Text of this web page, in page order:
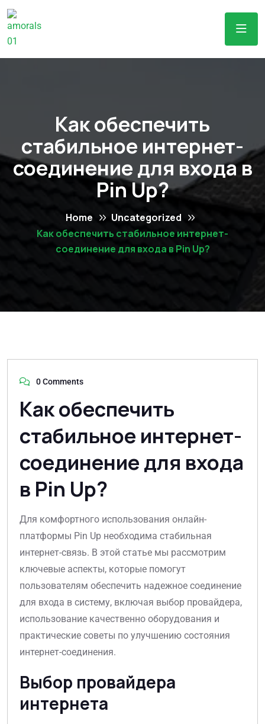
Как обеспечить
стабильное интернет-
соединение для входа в
Pin Up?
Home
Uncategorized
Как обеспечить стабильное интернет-
соединение для входа в Pin Up?
0 Comments
Как обеспечить
стабильное интернет-
соединение для входа
в Pin Up?
Для комфортного использования онлайн-
платформы Pin Up необходима стабильная
интернет-связь. В этой статье мы рассмотрим
ключевые аспекты, которые помогут
пользователям обеспечить надежное соединение
для входа в систему, включая выбор провайдера,
использование качественно оборудования и
практические советы по улучшению состояния
интернет-соединения.
Выбор провайдера
интернета